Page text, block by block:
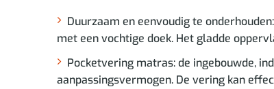
Duurzaam en eenvoudig te
met een vochtige doek. Het gladde
Pocketvering matras: de ingebouwde,
aanpassingsvermogen. De vering kan